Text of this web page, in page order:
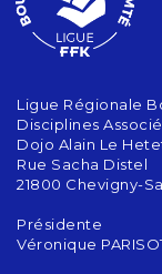
Ligue Régionale
Disciplines
Dojo Alain Le
Rue Sacha Distel
21800 Chevigny-
Présidente
Véronique